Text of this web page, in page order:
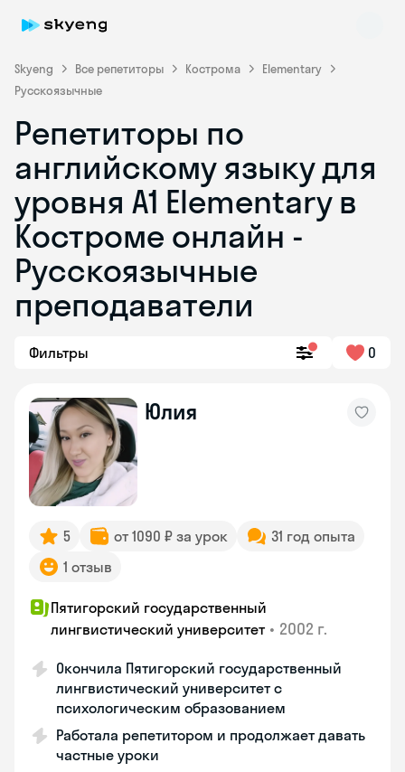
Skyeng Все репетиторы Кострома
Elementary
Русскоязычные
Репетиторы по
английскому языку для
уровня A1 Elementary в
Костроме онлайн -
Русскоязычные
преподаватели
Фильтры 0
Юлия
5 от 1090 ₽ за урок
31 год опыта
1 отзыв
Пятигорский государственный
лингвистический университет • 2002 г.
Окончила Пятигорский государственный
лингвистический университет с
психологическим образованием
Работала репетитором и продолжает давать
частные уроки
Skyeng Chat
online